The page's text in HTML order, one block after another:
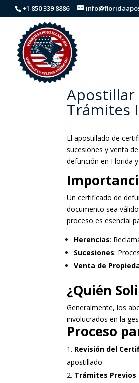
+1 850 339 8886
Apostillar
Trámites
El apostillado de
sucesiones y venta
defunción en Florida
Un certificado de
documento sea
proceso es esencial
Herencias:
Sucesiones:
Venta de
¿Quién
Generalmente, los
involucrados en la
Proceso
Revisión del
apostillado.
Trámites Previos